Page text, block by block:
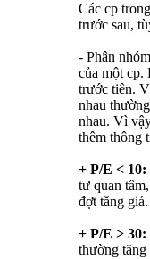
Các cp
trước sau,
- Phân
của một cp.
trước tiên.
nhau
nhau. Vì
thêm thông
+ P/E < 10:
tư quan
đợt tăng giá.
+ P/E > 30:
thường tăng